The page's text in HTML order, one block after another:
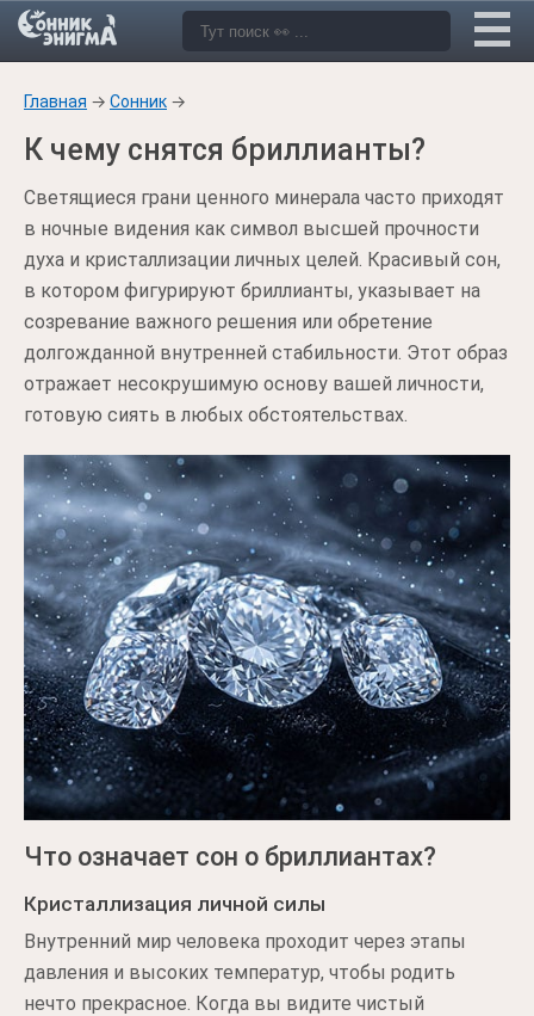
Главная → Сонник →
К чему снятся бриллианты?
Светящиеся грани ценного минерала часто приходят
в ночные видения как символ высшей прочности
духа и кристаллизации личных целей. Красивый сон,
в котором фигурируют бриллианты, указывает на
созревание важного решения или обретение
долгожданной внутренней стабильности. Этот образ
отражает несокрушимую основу вашей личности,
готовую сиять в любых обстоятельствах.
Что означает сон о бриллиантах?
Кристаллизация личной силы
Внутренний мир человека проходит через этапы
давления и высоких температур, чтобы родить
нечто прекрасное. Когда вы видите чистый